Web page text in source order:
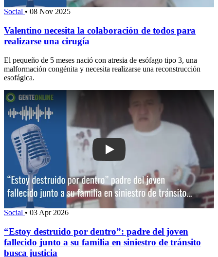
Social • 08 Nov 2025
Valentino necesita la colaboración de todos para
realizarse una cirugía
El pequeño de 5 meses nació con atresia de esófago tipo 3, una
malformación congénita y necesita realizarse una reconstrucción
esofágica.
Play: “Estoy destruido por dentro”:
Social • 03 Apr 2026
“Estoy destruido por dentro”: padre del joven
fallecido junto a su familia en siniestro de tránsito
busca justicia